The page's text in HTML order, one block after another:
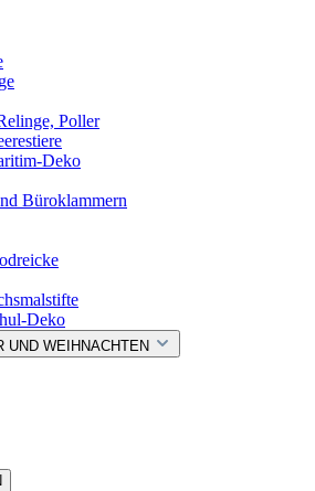
Poller
Deko
Büroklammern
Deko
UND WEIHNACHTEN